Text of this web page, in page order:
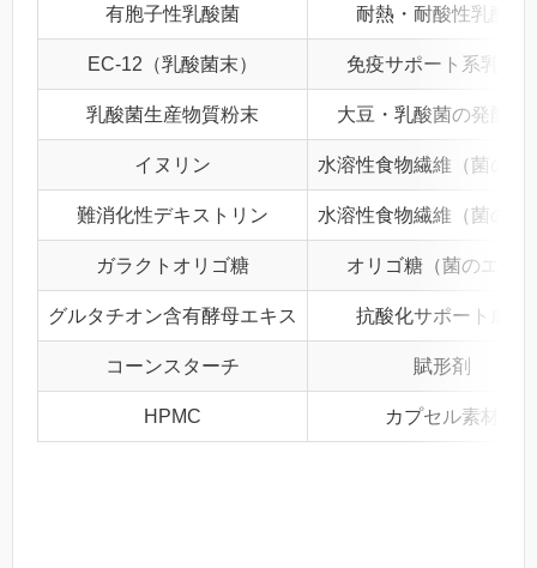
有胞子性乳酸菌 耐熱・耐酸性乳酸菌
EC-12（乳酸菌末） 免疫サポート系乳酸菌
乳酸菌生産物質粉末 大豆・乳酸菌の発酵成
イヌリン 水溶性食物繊維（菌のエ
難消化性デキストリン 水溶性食物繊維（菌のエ
ガラクトオリゴ糖 オリゴ糖（菌のエサ）
グルタチオン含有酵母エキス 抗酸化サポート成分
コーンスターチ 賦形剤
HPMC カプセル素材